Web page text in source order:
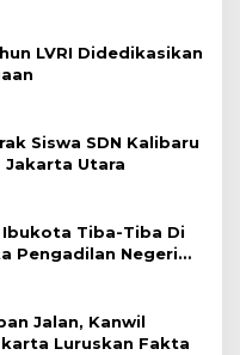
LVRI Didedikasikan
Siswa SDN Kalibaru
Jakarta Utara
Tiba-Tiba Di
Pengadilan Negeri
Cacat Hukum Sejak
Jalan, Kanwil
Luruskan Fakta